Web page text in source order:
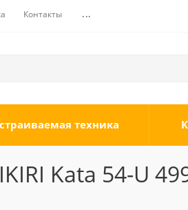
Контакты ...
техника
Kata 54-U